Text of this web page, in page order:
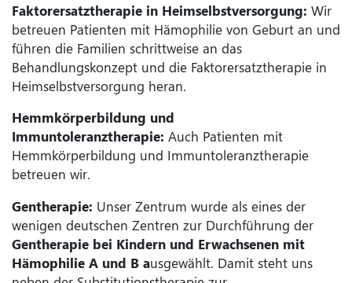
Faktorersatztherapie in Heimselbstversorgung: Wir
betreuen Patienten mit Hämophilie von Geburt an und
führen die Familien schrittweise an das
Behandlungskonzept und die Faktorersatztherapie in
Heimselbstversorgung heran.
Hemmkörperbildung und
Immuntoleranztherapie: Auch Patienten mit
Hemmkörperbildung und Immuntoleranztherapie
betreuen wir.
Gentherapie: Unser Zentrum wurde als eines der
wenigen deutschen Zentren zur Durchführung der
Gentherapie bei Kindern und Erwachsenen mit
Hämophilie A und B ausgewählt. Damit steht uns